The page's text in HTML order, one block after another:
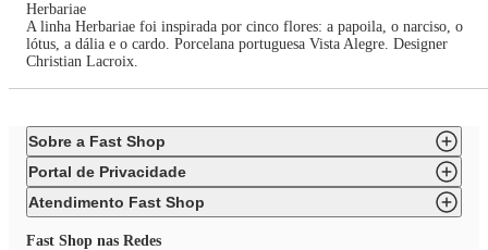
Herbariae
A linha Herbariae foi inspirada por cinco flores: a papoila, o narciso, o
lótus, a dália e o cardo. Porcelana portuguesa Vista Alegre. Designer
Christian Lacroix.
Sobre a Fast Shop
Portal de Privacidade
Atendimento Fast Shop
Fast Shop nas Redes